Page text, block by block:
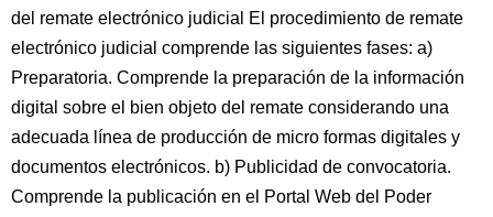
del remate electrónico judicial El procedimiento de remate
electrónico judicial comprende las siguientes fases: a)
Preparatoria. Comprende la preparación de la información
digital sobre el bien objeto del remate considerando una
adecuada línea de producción de micro formas digitales y
documentos electrónicos. b) Publicidad de convocatoria.
Comprende la publicación en el Portal Web del Poder